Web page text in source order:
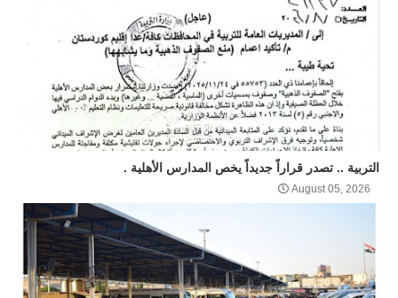
التربية .. تصدر قراراً جديداً يخص المدارس الأهلية .
August 05, 2026